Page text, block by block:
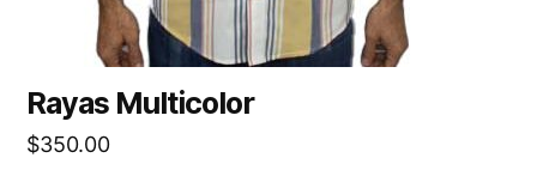
Rayas Multicolor
$350.00